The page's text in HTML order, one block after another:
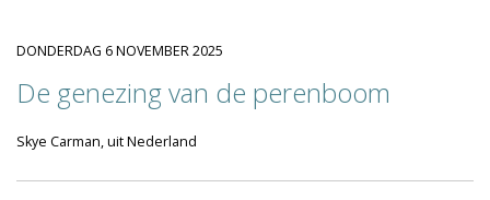
DONDERDAG 6 NOVEMBER 2025
De genezing van de perenboom
Skye Carman, uit Nederland